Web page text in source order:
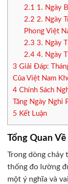
2.1 1. Ngày
2.2 2. Ngày
Phong Việt
2.3 3. Ngày
2.44. Ngày
3 Giải Đáp:
Của Việt Nam
4 Chính Sách
Tăng Ngày Nghỉ
5 Kết Luận
Tổng Quan
Trong dòng chảy
thống đo lường
một ý nghĩa và